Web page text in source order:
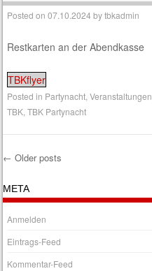
Posted on07.10.2024 bytbkadmin
Restkarten an der Abendkasse
TBKflyer
Posted in Partynacht ,Veranstaltungen
TBK ,TBK Partynacht
Post navigation
← Older posts
META
Anmelden
Eintrags-Feed
Kommentar-Feed